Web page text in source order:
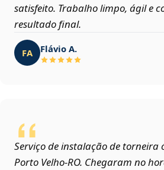
satisfeito. Trabalho limpo, ágil e
resultado final.
FA Flávio A.
Serviço de instalação de torneira
Porto Velho‑RO. Chegaram no